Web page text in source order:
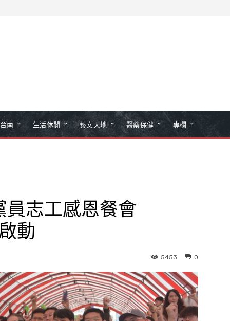
台南 生活休閒 藝文天地 醫藥保健 專欄
員志工感恩餐會
動
0
5453